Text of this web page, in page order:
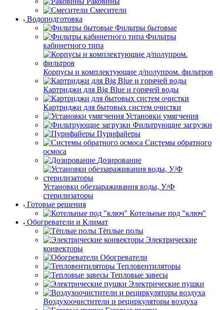
Смесители
Водоподготовка
Фильтры бытовые
Фильтры
кабинетного типа
Корпусы и комплектующие д/полупром. фильтров
Картриджи для Big Blue и горячей воды
Картриджи для бытовых систем очистки
Установки умягчения
Фильтрующие загрузки
Пурифайеры
Системы обратного
осмоса
Дозирование
Установки обеззараживания воды, У/Ф
стерилизаторы
Готовые решения
Котельные под "ключ"
Обогреватели и Климат
Тёплые полы
Электрические
конвекторы
Обогреватели
Тепловентиляторы
Тепловые завесы
Электрические пушки
Воздухоочистители и рециркуляторы воздуха